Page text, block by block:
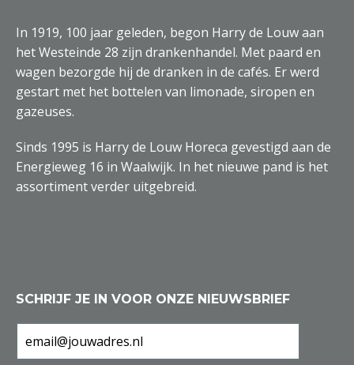
In 1919, 100 jaar geleden, begon Harry de Louw aan
het Westeinde 28 zijn drankenhandel. Met paard en
wagen bezorgde hij de dranken in de cafés. Er werd
gestart met het bottelen van limonade, siropen en
gazeuses.
Sinds 1995 is Harry de Louw Horeca gevestigd aan de
Energieweg 16 in Waalwijk. In het nieuwe pand is het
assortiment verder uitgebreid.
SCHRIJF JE IN VOOR ONZE NIEUWSBRIEF